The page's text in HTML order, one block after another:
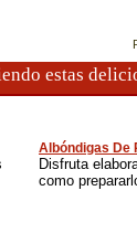
estas
Albóndigas De
Disfruta
como